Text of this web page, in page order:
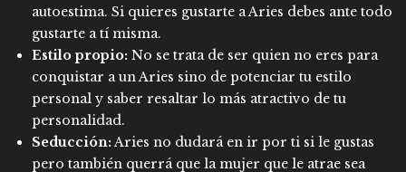
autoestima. Si quieres gustarte a Aries debes ante todo
gustarte a tí misma.
Estilo propio: No se trata de ser quien no eres para
conquistar a un Aries sino de potenciar tu estilo
personal y saber resaltar lo más atractivo de tu
personalidad.
Seducción:Aries no dudará en ir por ti si le gustas
pero también querrá que la mujer que le atrae sea